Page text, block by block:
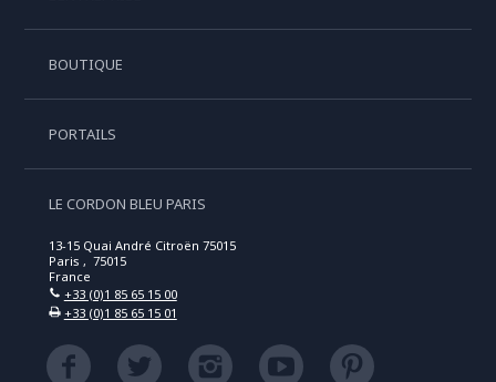
BOUTIQUE
PORTAILS
LE CORDON BLEU PARIS
13-15 Quai André Citroën 75015
Paris , 75015
France
+33 (0)1 85 65 15 00
+33 (0)1 85 65 15 01